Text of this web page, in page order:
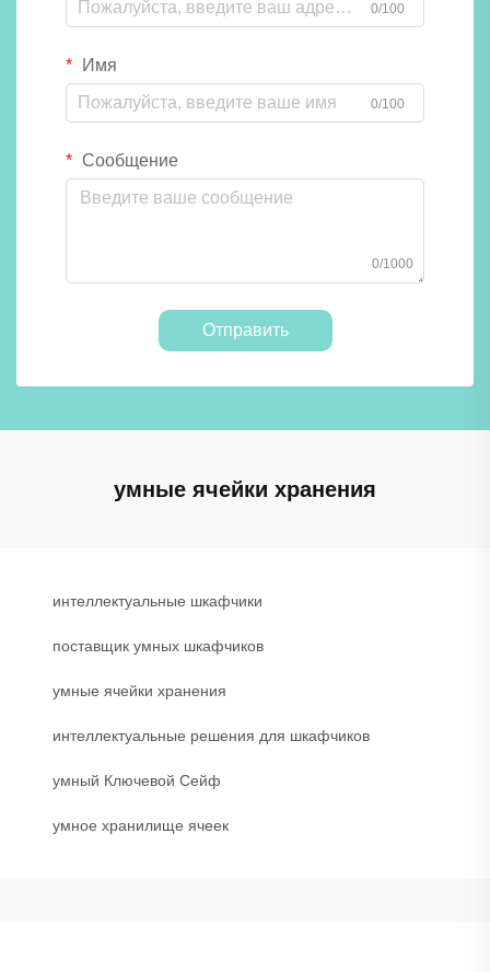
0/100
Имя
0/100
Сообщение
0/1000
Отправить
умные ячейки хранения
интеллектуальные шкафчики
поставщик умных шкафчиков
умные ячейки хранения
интеллектуальные решения для шкафчиков
умный Ключевой Сейф
умное хранилище ячеек